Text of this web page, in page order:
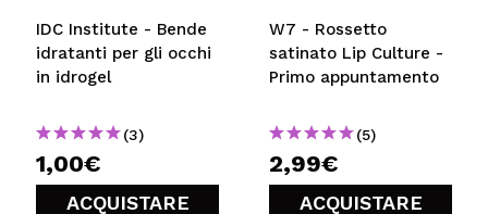
IDC Institute - Bende
idratanti per gli occhi
in idrogel
(3)
1,00€
ACQUISTARE
W7 - Rossetto
satinato Lip Culture -
Primo appuntamento
(5)
2,99€
ACQUISTARE